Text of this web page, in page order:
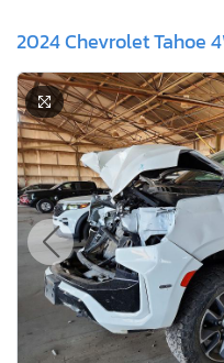
2024 Chevrolet Tahoe